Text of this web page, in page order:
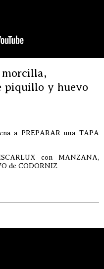
piquillo y huevo
a PREPARAR una TAPA
con MANZANA,
de CODORNIZ